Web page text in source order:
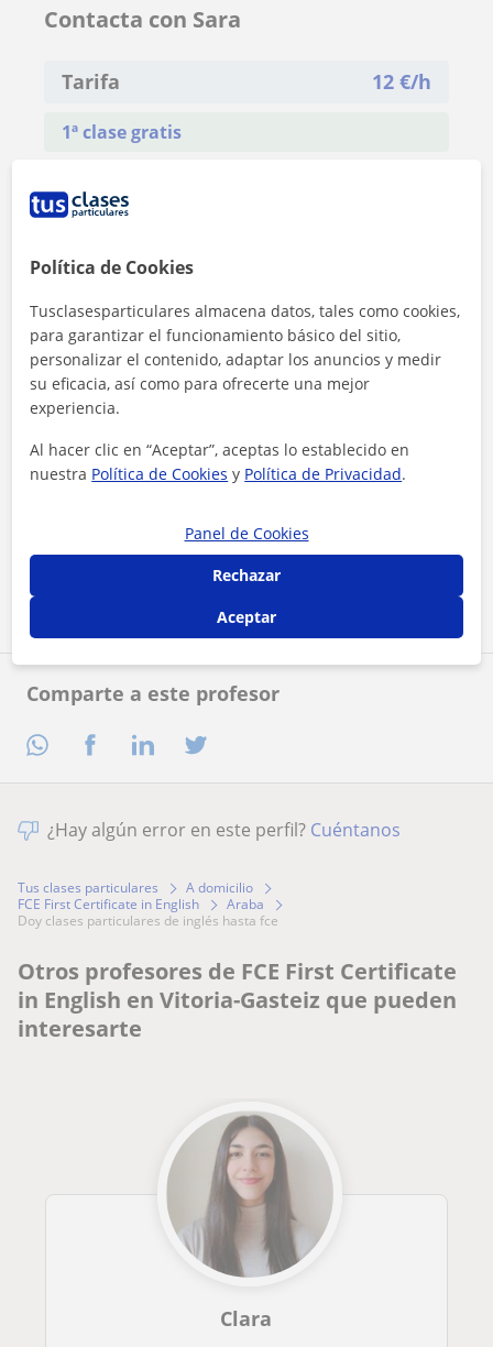
Comparte a este profesor
Contacta con Sara
Tarifa 12 €/h
1ª clase gratis
Contactar ahora
¿Hay algún error en este perfil? Cuéntanos
Tus clases particulares
A domicilio
FCE First Certificate in English
Araba
doy clases particulares de inglés hasta fce
Otros profesores de FCE First Certificate
in English en Vitoria-Gasteiz que pueden
interesarte
Clara
Política de Cookies
Tusclasesparticulares almacena datos, tales como cookies,
para garantizar el funcionamiento básico del sitio,
personalizar el contenido, adaptar los anuncios y medir
su eficacia, así como para ofrecerte una mejor
experiencia.
Al hacer clic en “Aceptar”, aceptas lo establecido en
nuestra Política de Cookies y Política de Privacidad.
Panel de Cookies
Rechazar
Aceptar